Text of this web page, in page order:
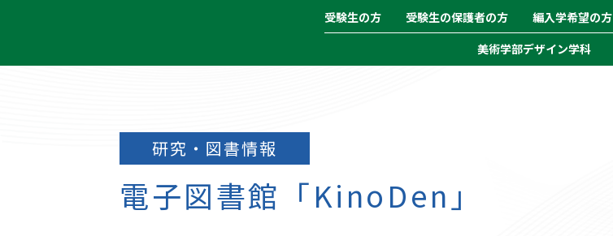
受験生の方 受験生の保護者の方 編入学希望の方
美術学部デザイン学科
研究・図書情報
電子図書館「KinoDen」